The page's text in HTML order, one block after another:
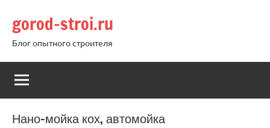
содержимому
gorod-stroi.ru
Блог опытного строителя
Нано-мойка кох, автомойка